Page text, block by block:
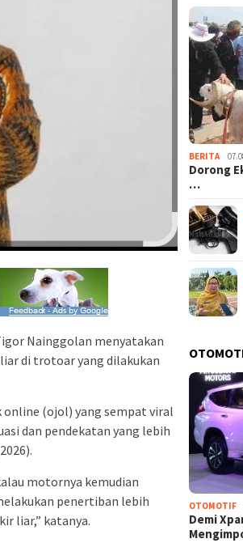
Nainggolan menyatakan
di trotoar yang dilakukan
(ojol) yang sempat viral
dan pendekatan yang lebih
motornya kemudian
penertiban lebih
liar,” katanya.
BERITA
Dorong
…
OTOMOTIF
Demi